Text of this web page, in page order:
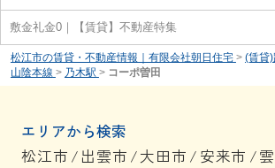
敷金礼金0｜【賃貸】不動産特集
松江市の賃貸・不動産情報｜有限会社朝日住宅 > (賃貸
山陰本線 > 乃木駅 > コーポ曽田
エリアから検索
松江市 / 出雲市 /大田市 / 安来市 /